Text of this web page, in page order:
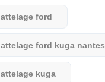
attelage ford
attelage ford kuga nantes
attelage kuga